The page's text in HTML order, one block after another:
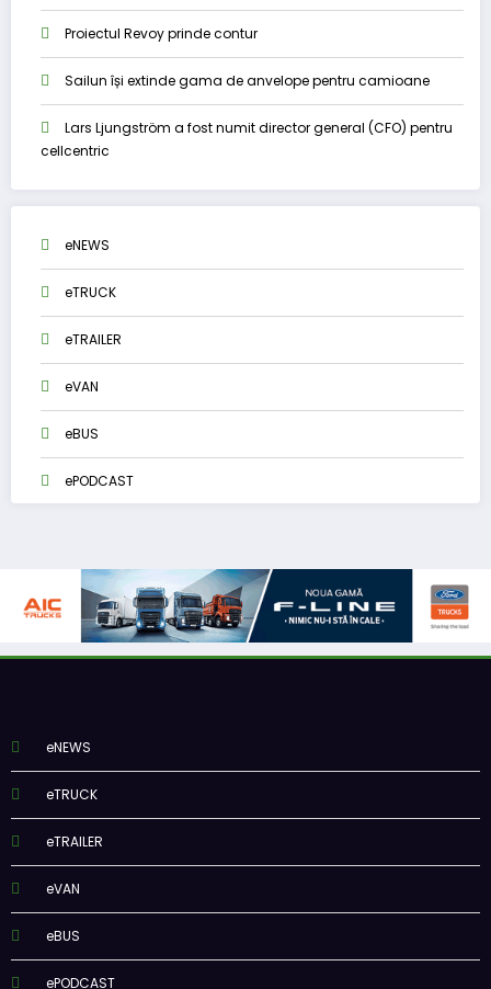
Proiectul Revoy prinde contur
Sailun își extinde gama de anvelope pentru camioane
Lars Ljungström a fost numit director general (CFO) pentru
cellcentric
eNEWS
eTRUCK
eTRAILER
eVAN
eBUS
ePODCAST
eNEWS
eTRUCK
eTRAILER
eVAN
eBUS
ePODCAST